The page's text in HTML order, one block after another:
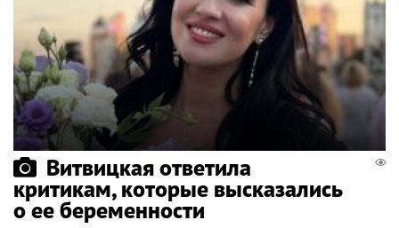
Витвицкая ответила
критикам, которые высказались
о ее беременности